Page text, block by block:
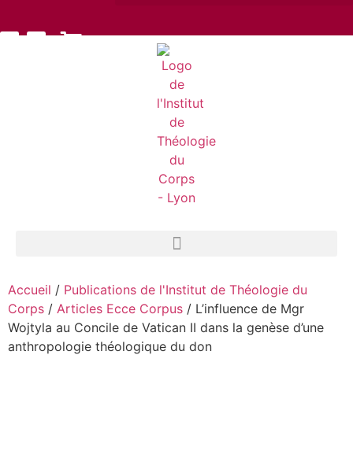
Accueil / Publications de l'Institut de Théologie du
Corps / Articles Ecce Corpus / L’influence de Mgr
Wojtyla au Concile de Vatican II dans la genèse d’une
anthropologie théologique du don